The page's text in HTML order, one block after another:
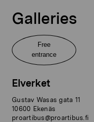
Galleries
Free
entrance
Elverket
Gustav Wasas gata 11
10600 Ekenäs
proartibus@proartibus.fi